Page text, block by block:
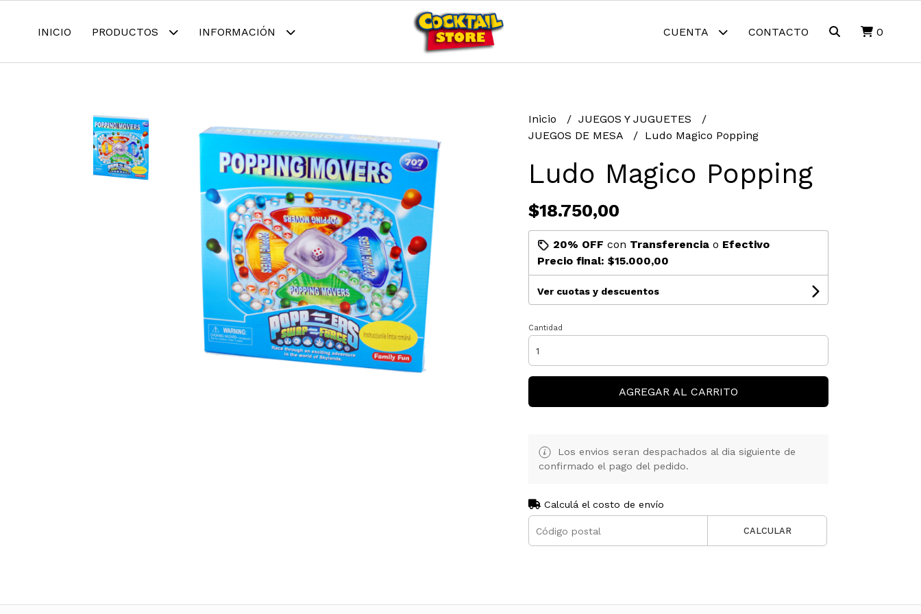
INICIO PRODUCTOS INFORMACIÓN CUENTA CONTACTO 0
Inicio
JUEGOS Y JUGUETES
JUEGOS DE MESA
Ludo Magico Popping
Ludo Magico Popping
$18.750,00
20% OFF con Transferenciao Efectivo
Precio final: $15.000,00
Ver cuotas y descuentos
Cantidad
AGREGAR AL CARRITO
Los envios seran despachados al dia siguiente de
confirmado el pago del pedido.
Calculá el costo de envío
CALCULAR